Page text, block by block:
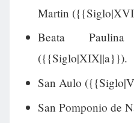
Martin
Beata
({{Siglo|XIX||a}}).
San Aulo
San Pomponio de